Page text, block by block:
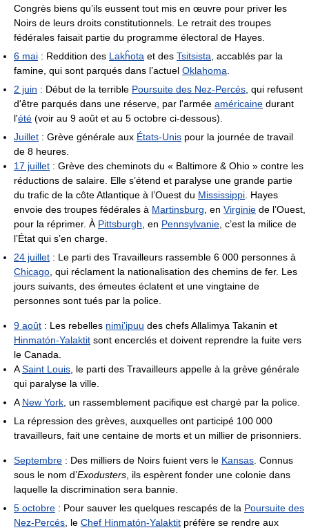
Congrès biens qu’ils eussent tout mis en œuvre pour priver les
Noirs de leurs droits constitutionnels. Le retrait des troupes
fédérales faisait partie du programme électoral de Hayes.
6 mai : Reddition des Lakĥota et des Tsitsista , accablés par la
famine, qui sont parqués dans l’actuel Oklahoma
2 juin : Début de la terrible Poursuite des Nez-Percés , qui refusent
d'être parqués dans une réserve, par l'armée américaine durant
l'été (voir au 9 août et au 5 octobre ci-dessous).
Juillet : Grève générale aux États-Unis pour la journée de travail
de 8 heures.
17 juillet : Grève des cheminots du « Baltimore & Ohio » contre les
réductions de salaire. Elle s’étend et paralyse une grande partie
du trafic de la côte Atlantique à l’Ouest du Mississippi . Hayes
envoie des troupes fédérales à Martinsburg , en Virginie de l’Ouest,
pour la réprimer. À Pittsburgh , en Pennsylvanie , c’est la milice de
l’État qui s’en charge.
24 juillet : Le parti des Travailleurs rassemble 6 000 personnes à
Chicago , qui réclament la nationalisation des chemins de fer. Les
jours suivants, des émeutes éclatent et une vingtaine de
personnes sont tués par la police.
9 août : Les rebelles nimi'ipuu des chefs Allalimya Takanin et
Hinmatón-Yalaktit sont encerclés et doivent reprendre la fuite vers
le Canada.
ASaint Louis , le parti des Travailleurs appelle à la grève générale
qui paralyse la ville.
A New York , un rassemblement pacifique est chargé par la police.
La répression des grèves, auxquelles ont participé 100 000
travailleurs, fait une centaine de morts et un millier de prisonniers.
Septembre : Des milliers de Noirs fuient vers le Kansas . Connus
sous le nom d’Exodusters , ils espèrent fonder une colonie dans
laquelle la discrimination sera bannie.
5 octobre : Pour sauver les quelques rescapés de la Poursuite des
Nez-Percés , le Chef Hinmatón-Yalaktit préfère se rendre aux